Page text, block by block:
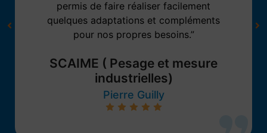
permis de faire réaliser facilement
quelques adaptations et compléments
pour nos propres besoins.”
SCAIME ( Pesage et mesure
industrielles)
Pierre Guilly